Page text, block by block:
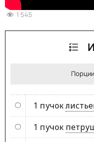
1 545
1 пучок
1 пучок